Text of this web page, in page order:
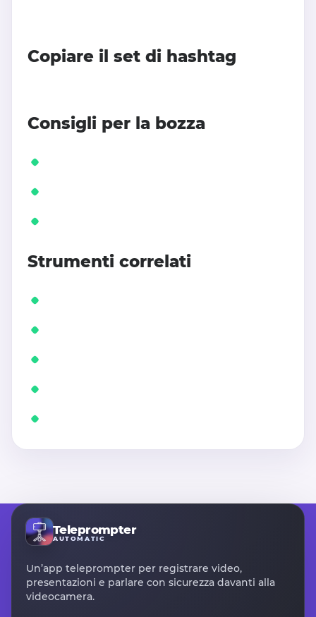
Copiare il set di hashtag
Consigli per la bozza
Strumenti correlati
Teleprompter
AUTOMATIC
Un’app teleprompter per registrare video,
presentazioni e parlare con sicurezza davanti alla
videocamera.